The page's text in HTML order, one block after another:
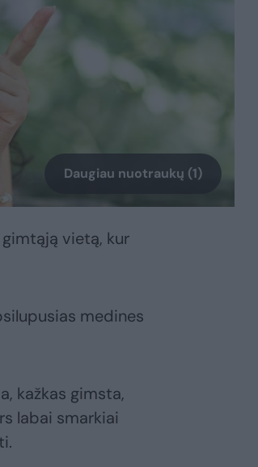
Daugiau nuotraukų (1)
vietą, kur
medines
kažkas gimsta,
labai smarkiai